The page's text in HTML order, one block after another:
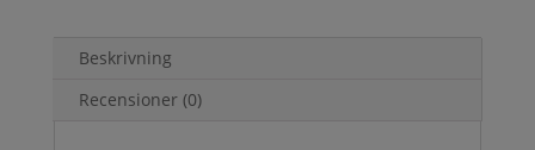
Beskrivning
Recensioner (0)